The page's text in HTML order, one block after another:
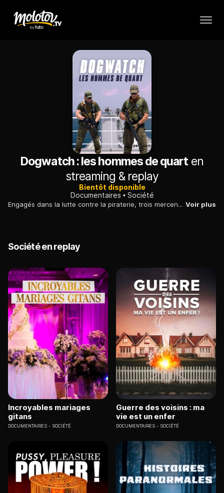
Dogwatch : les hommes de quarten
streaming & replay
Bientôt disponible
Documentaires
Société
Engagés dans la lutte contre la piraterie, trois mercenaires sillonnent l'océan Indien. Le portrait d'hommes dans l'attente et en quête de sens. Voir plus
Société en replay
Incroyables mariages
gitans
DOCUMENTAIRES SOCIÉTÉ
Guerre des voisins : ma
vie est un enfer
DOCUMENTAIRES SOCIÉTÉ